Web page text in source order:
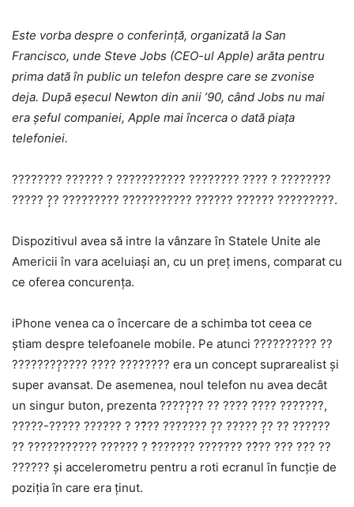
Este vorba despre o conferință, organizată la San
Francisco, unde Steve Jobs (CEO-ul Apple) arăta pentru
prima dată în public un telefon despre care se zvonise
deja. După eşecul Newton din anii ’90, când Jobs nu mai
era şeful companiei, Apple mai încerca o dată piaţa
telefoniei.
???????? ?????? ? ??????????? ???????? ???? ? ????????
????? ?̦? ????????? ??????????? ?????? ?????? ?????????.
Dispozitivul avea să intre la vânzare în Statele Unite ale
Americii în vara aceluiaşi an, cu un preţ imens, comparat cu
ce oferea concurenţa.
iPhone venea ca o încercare de a schimba tot ceea ce
ştiam despre telefoanele mobile. Pe atunci ?????????? ??
????????̦???? ???? ???????? era un concept suprarealist și
super avansat. De asemenea, noul telefon nu avea decât
un singur buton, prezenta ?????̦?? ?? ???? ???? ???????,
?????-????? ?????? ? ??̆?? ??????? ?̦? ????? ?̦? ?? ??????
?? ??????????? ?????? ? ?̂?????? ??????? ??̂?? ??? ??? ??
?????? și accelerometru pentru a roti ecranul în funcție de
poziția în care era ținut.